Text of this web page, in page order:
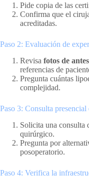
Pide copia de las
Confirma que el
acreditadas.
Paso 2: Evaluación de
Revisa fotos de
referencias de
Pregunta cuántas
complejidad.
Paso 3: Consulta
Solicita una consulta
quirúrgico.
Pregunta por
posoperatorio.
Paso 4: Verifica la